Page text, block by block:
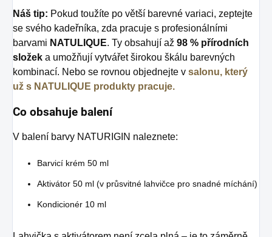
Náš tip: Pokud toužíte po větší barevné variaci, zeptejte
se svého kadeřníka, zda pracuje s profesionálními
barvami NATULIQUE. Ty obsahují až 98 % přírodních
složek a umožňují vytvářet širokou škálu barevných
kombinací. Nebo se rovnou objednejte v salonu, který
už s NATULIQUE produkty pracuje.
Co obsahuje balení
V balení barvy NATURIGIN naleznete:
Barvicí krém 50 ml
Aktivátor 50 ml (v průsvitné lahvičce pro snadné míchání)
Kondicionér 10 ml